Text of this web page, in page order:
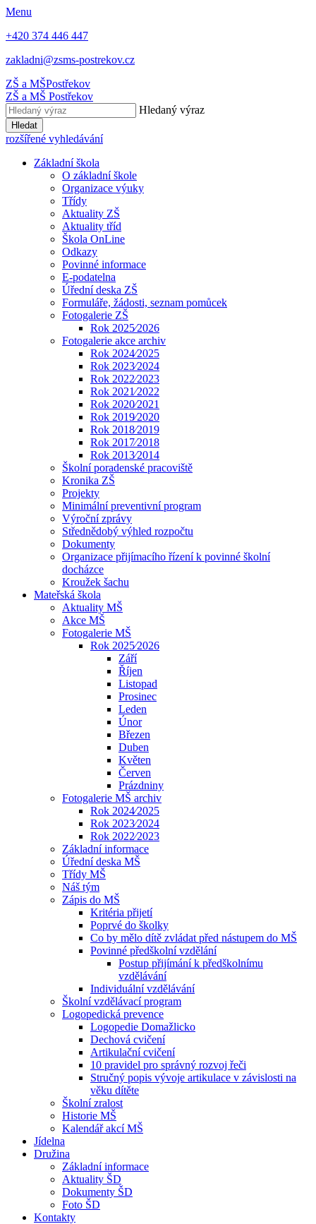
Menu
+420 374 446 447
zakladni@zsms-postrekov.cz
ZŠ a MŠPostřekov
ZŠ a MŠ Postřekov
Hledaný výraz
Hledat
rozšířené vyhledávání
Základní škola
O základní škole
Organizace výuky
Třídy
Aktuality ZŠ
Aktuality tříd
Škola OnLine
Odkazy
Povinné informace
E-podatelna
Úřední deska ZŠ
Formuláře, žádosti, seznam pomůcek
Fotogalerie ZŠ
Rok 2025⁄2026
Fotogalerie akce archiv
Rok 2024⁄2025
Rok 2023⁄2024
Rok 2022⁄2023
Rok 2021⁄2022
Rok 2020⁄2021
Rok 2019⁄2020
Rok 2018⁄2019
Rok 2017⁄2018
Rok 2013⁄2014
Školní poradenské pracoviště
Kronika ZŠ
Projekty
Minimální preventivní program
Výroční zprávy
Střednědobý výhled rozpočtu
Dokumenty
Organizace přijímacího řízení k povinné školní
docházce
Kroužek šachu
Mateřská škola
Aktuality MŠ
Akce MŠ
Fotogalerie MŠ
Rok 2025⁄2026
Září
Říjen
Listopad
Prosinec
Leden
Únor
Březen
Duben
Květen
Červen
Prázdniny
Fotogalerie MŠ archiv
Rok 2024⁄2025
Rok 2023⁄2024
Rok 2022⁄2023
Základní informace
Úřední deska MŠ
Třídy MŠ
Náš tým
Zápis do MŠ
Kritéria přijetí
Poprvé do školky
Co by mělo dítě zvládat před nástupem do MŠ
Povinné předškolní vzdělání
Postup přijímání k předškolnímu
vzdělávání
Individuální vzdělávání
Školní vzdělávací program
Logopedická prevence
Logopedie Domažlicko
Dechová cvičení
Artikulační cvičení
10 pravidel pro správný rozvoj řeči
Stručný popis vývoje artikulace v závislosti na
věku dítěte
Školní zralost
Historie MŠ
Kalendář akcí MŠ
Jídelna
Družina
Základní informace
Aktuality ŠD
Dokumenty ŠD
Foto ŠD
Kontakty